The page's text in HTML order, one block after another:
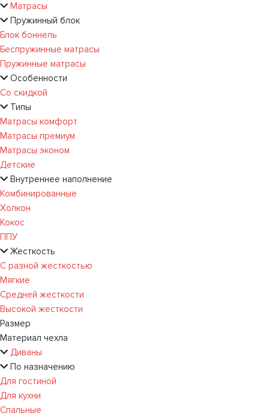
Матрасы
Пружинный блок
Блок боннель
Беспружинные матрасы
Пружинные матрасы
Особенности
Со скидкой
Типы
Матрасы комфорт
Матрасы премиум
Матрасы эконом
Детские
Внутреннее наполнение
Комбинированные
Холкон
Кокос
ППУ
Жесткость
С разной жесткостью
Мягкие
Средней жесткости
Высокой жесткости
Размер
Материал чехла
Диваны
По назначению
Для гостиной
Для кухни
Спальные